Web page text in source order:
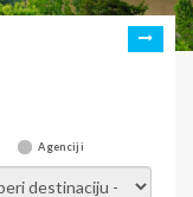
Agenciji
destinaciju -